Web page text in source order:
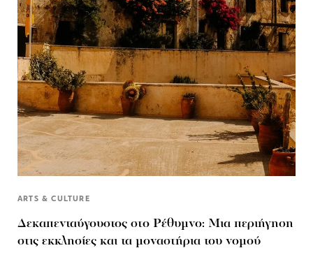
ARTS & CULTURE
Δεκαπενταύγουστος στo Ρέθυμνο: Μια περιήγηση
στις εκκλησίες και τα μοναστήρια του νομού